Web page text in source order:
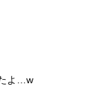
よ…w